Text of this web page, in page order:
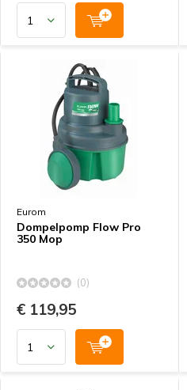
Eurom
Dompelpomp Flow Pro
350 Mop
(0)
€ 119,95